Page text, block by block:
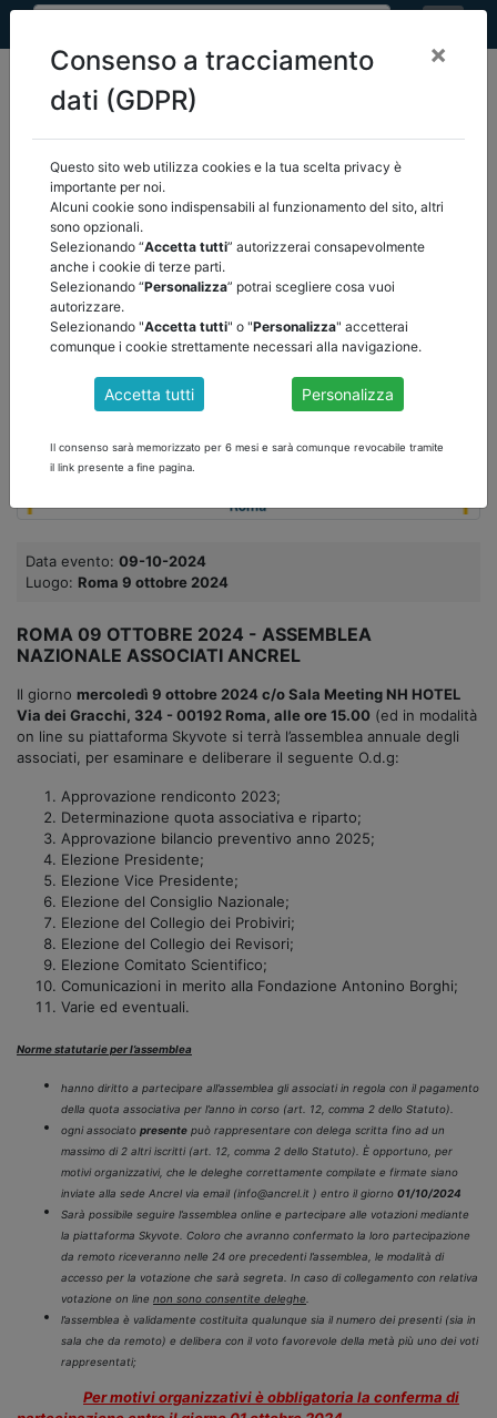
home eventi/torna indietro
EVENTI
Data evento: 09-10-2024
Luogo: Roma 9 ottobre 2024
ROMA 09 OTTOBRE 2024 - ASSEMBLEA
NAZIONALE ASSOCIATI ANCREL
Il giorno mercoledì 9 ottobre 2024c/o Sala Meeting NH HOTEL
Via dei Gracchi, 324 - 00192 Roma, alle ore 15.00 (ed in modalità
on line su piattaforma Skyvote si terrà l’assemblea annuale degli
associati, per esaminare e deliberare il seguente O.d.g:
Approvazione rendiconto 2023;
Determinazione quota associativa e riparto;
Approvazione bilancio preventivo anno 2025;
Elezione Presidente;
Elezione Vice Presidente;
Elezione del Consiglio Nazionale;
Elezione del Collegio dei Probiviri;
Elezione del Collegio dei Revisori;
Elezione Comitato Scientifico;
Comunicazioni in merito alla Fondazione Antonino Borghi;
Varie ed eventuali.
Norme statutarie per l’assemblea
hanno diritto a partecipare all’assemblea gli associati in regola con il pagamento
della quota associativa per l’anno in corso (art. 12, comma 2 dello Statuto).
ogni associato presente può rappresentare con delega scritta fino ad un
massimo di 2 altri iscritti (art. 12, comma 2 dello Statuto). È opportuno, per
motivi organizzativi, che le deleghe correttamente compilate e firmate siano
inviate alla sede Ancrel via email (info@ancrel.it ) entro il giorno 01/10/2024
Sarà possibile seguire l’assemblea online e partecipare alle votazioni mediante
la piattaforma Skyvote. Coloro che avranno confermato la loro partecipazione
da remoto riceveranno nelle 24 ore precedenti l’assemblea, le modalità di
accesso per la votazione che sarà segreta. In caso di collegamento con relativa
votazione on line non sono consentite deleghe
l’assemblea è validamente costituita qualunque sia il numero dei presenti (sia in
sala che da remoto) e delibera con il voto favorevole della metà più uno dei voti
rappresentati;​
Per motivi organizzativi è obbligatoria la conferma di
Consenso a tracciamento
dati (GDPR)
×
Questo sito web utilizza cookies e la tua scelta privacy è
importante per noi.
Alcuni cookie sono indispensabili al funzionamento del sito, altri
sono opzionali.
Selezionando “Accetta tutti” autorizzerai consapevolmente
anche i cookie di terze parti.
Selezionando “Personalizza” potrai scegliere cosa vuoi
autorizzare.
Selezionando "Accetta tutti" o "Personalizza" accetterai
comunque i cookie strettamente necessari alla navigazione.
Accetta tutti Personalizza
Il consenso sarà memorizzato per 6 mesi e sarà comunque revocabile tramite
il link presente a fine pagina.